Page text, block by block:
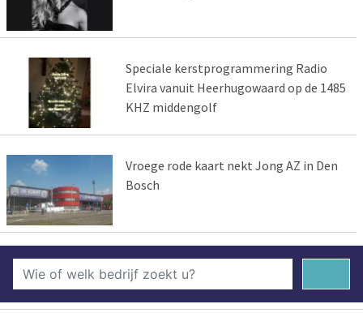
Speciale kerstprogrammering Radio
Elvira vanuit Heerhugowaard op de 1485
KHZ middengolf
Vroege rode kaart nekt Jong AZ in Den
Bosch